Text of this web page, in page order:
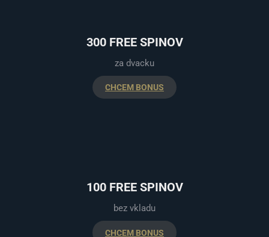
300 FREE SPINOV
za dvacku
CHCEM BONUS
100 FREE SPINOV
bez vkladu
CHCEM BONUS